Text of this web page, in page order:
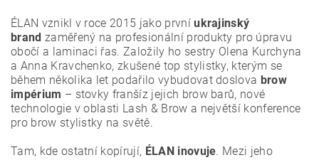
ÉLAN vznikl v roce 2015 jako prvníukrajinský
brand zaměřený na profesionální produkty pro úpravu
obočí a laminaci řas. Založily ho sestry Olena Kurchyna
a Anna Kravchenko, zkušené top stylistky, kterým se
během několika let podařilo vybudovat doslova brow
impérium – stovky franšíz jejich brow barů, nové
technologie v oblasti Lash & Brow a největší konference
pro brow stylistky na světě.
Tam, kde ostatní kopírují, ÉLAN inovuje. Mezi jeho